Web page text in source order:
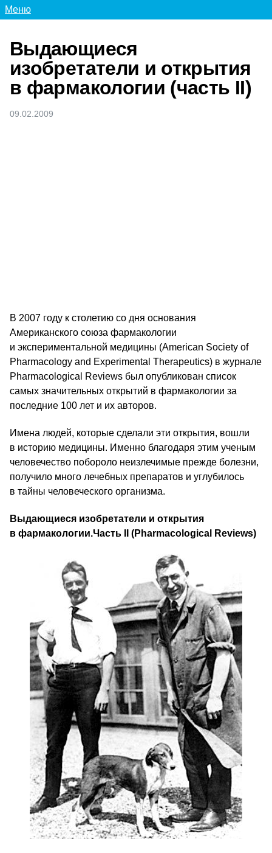
Меню
Выдающиеся
изобретатели и открытия
в фармакологии (часть ІІ)
09.02.2009
В 2007 году к столетию со дня основания
Американского союза фармакологии
и экспериментальной медицины (American Society of
Pharmacology and Experimental Therapeutics) в журнале
Pharmacological Reviews был опубликован список
самых значительных открытий в фармакологии за
последние 100 лет и их авторов.
Имена людей, которые сделали эти открытия, вошли
в историю медицины. Именно благодаря этим ученым
человечество побороло неизлечимые прежде болезни,
получило много лечебных препаратов и углубилось
в тайны человеческого организма.
Выдающиеся изобретатели и открытия
в фармакологии.Часть II (Pharmacological Reviews)